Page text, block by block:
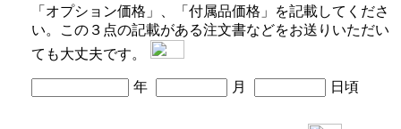
「オプション価格」、「付属品価格」を記載してくださ
い。この３点の記載がある注文書などをお送りいただい
ても大丈夫です。
年 月 日頃